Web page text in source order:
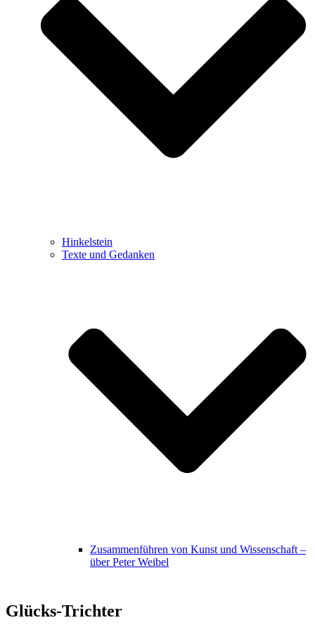
Hinkelstein
Texte und Gedanken
Zusammenführen von Kunst und Wissenschaft –
über Peter Weibel
Glücks-Trichter